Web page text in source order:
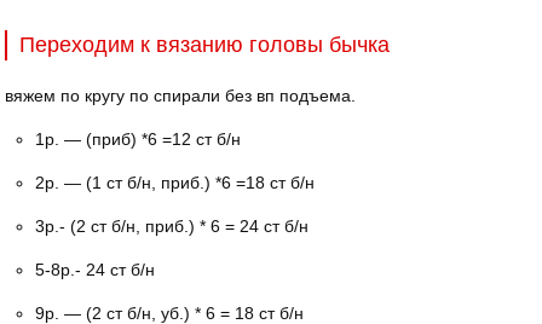
Переходим к вязанию головы бычка
вяжем по кругу по спирали без вп подъема.
1р. — (приб) *6 =12 ст б/н
2р. — (1 ст б/н, приб.) *6 =18 ст б/н
3р.- (2 ст б/н, приб.) * 6 = 24 ст б/н
5-8р.- 24 ст б/н
9р. — (2 ст б/н, уб.) * 6 = 18 ст б/н